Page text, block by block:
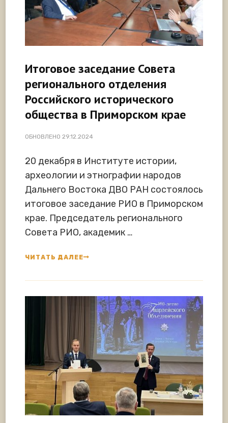
Итоговое заседание Совета
регионального отделения
Российского исторического
общества в Приморском крае
ОБНОВЛЕНО 29.12.2024
20 декабря в Институте истории,
археологии и этнографии народов
Дальнего Востока ДВО РАН состоялось
итоговое заседание РИО в Приморском
крае. Председатель регионального
Совета РИО, академик …
ЧИТАТЬ ДАЛЕЕ